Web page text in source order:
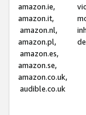
amazon.ie,
amazon.it,
amazon.nl,
amazon.pl,
amazon.es,
amazon.se,
amazon.co.uk,
audible.co.uk